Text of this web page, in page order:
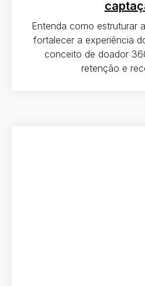
Entenda como estruturar
fortalecer a experiência
conceito de doador
retenção e